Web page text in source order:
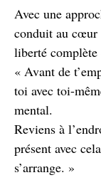
Avec une
conduit au cœur
liberté complète
« Avant de
toi avec toi-
mental.
Reviens à
présent avec
s’arrange. »